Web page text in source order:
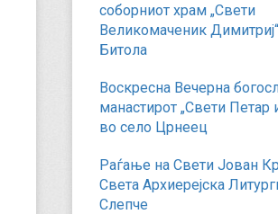
соборниот храм „Свети
Великомаченик
Битола
Воскресна Вечерна
манастирот „Свети Петар
во село Црнеец
Раѓање на Свети Јован
Света Архиерејска
Слепче